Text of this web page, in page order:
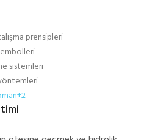
prensipleri
sistemleri